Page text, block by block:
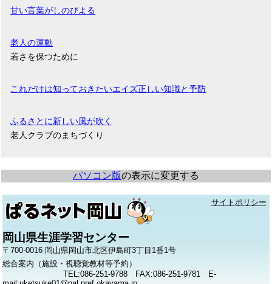
甘い言葉がしのびよる
老人の運動
若さを保つために
これだけは知っておきたいエイズ正しい知識と予防
ふるさとに新しい風が吹く
老人クラブのまちづくり
パソコン版の表示に変更する
サイトポリシー
岡山県生涯学習センター
〒700-0016 岡山県岡山市北区伊島町3丁目1番1号
総合案内（施設・視聴覚教材等予約）
TEL:086-251-9788 FAX:086-251-9781 E-